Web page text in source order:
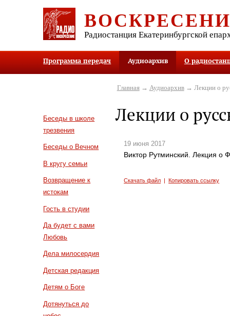
Радиостанция Екатеринбургской
Программа передач Аудиоархив О
Беседы в школе
трезвения
Беседы о Вечном
В кругу семьи
Возвращение к
истокам
Гость в студии
Да будет с вами
Любовь
Дела милосердия
Детская редакция
Детям о Боге
Дотянуться до
Главная→ Аудиоархив→ Лекции о
Лекции о
19 июня 2017
Виктор Рутминский. Лекция о
Скачать файл |Копировать ссылку